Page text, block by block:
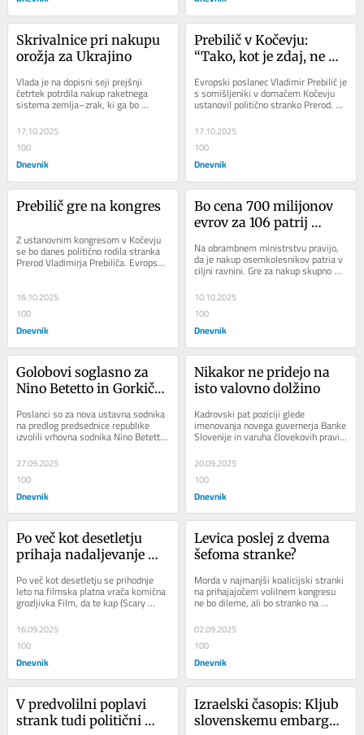
Skrivalnice pri nakupu
orožja za Ukrajino
Vlada je na dopisni seji prejšnji
četrtek potrdila nakup raketnega
sistema zemlja–zrak, ki ga bo
poslala v Ukrajino. Sistem naj bi po
neuradnih...
17.10.2025
100
Dnevnik
Prebilič v Kočevju:
“Tako, kot je zdaj, ne
Evropski poslanec Vladimir Prebilič je
s somišljeniki v domačem Kočevju
ustanovil politično stranko Prerod.
“Moderna, solidarna in varna...
17.10.2025
100
Dnevnik
Prebilič gre na kongres
Z ustanovnim kongresom v Kočevju
se bo danes politično rodila stranka
Prerod Vladimirja Prebiliča. Evropski
poslanec želi biti s svojo ekipo – v...
16.10.2025
100
Dnevnik
Bo cena 700 milijonov
evrov za 106 patrij
Na obrambnem ministrstvu pravijo,
da je nakup osemkolesnikov patria v
ciljni ravnini. Gre za nakup skupno
106 oklepnikov, pri čemer se je
doslej v...
10.10.2025
100
Dnevnik
Golobovi soglasno za
Nino Betetto in Gorkiča,
imenovanjema z očitki
“enoumja”
Poslanci so za nova ustavna sodnika
na predlog predsednice republike
izvolili vrhovna sodnika Nino Betetto
bosta...
27.09.2025
100
Dnevnik
Nikakor ne pridejo na
isto valovno dolžino
Kadrovski pat poziciji glede
imenovanja novega guvernerja Banke
Slovenije in varuha človekovih pravic
ni in ni videti konca. Predsednica v
aktualnem...
20.09.2025
100
Dnevnik
Po več kot desetletju
prihaja nadaljevanje
Film, da te kap
Po več kot desetletju se prihodnje
leto na filmska platna vrača komična
grozljivka Film, da te kap (Scary
Movie). Šesti del bo režiral Michael...
16.09.2025
100
Dnevnik
Levica poslej z dvema
šefoma stranke?
Morda v najmanjši koalicijski stranki
na prihajajočem volilnem kongresu
ne bo dileme, ali bo stranko na
volitve peljala aktualna
koordinatorica Asta...
02.09.2025
100
Dnevnik
V predvolilni poplavi
strank tudi politični
Izraelski časopis: Kljub
slovenskemu embargu,